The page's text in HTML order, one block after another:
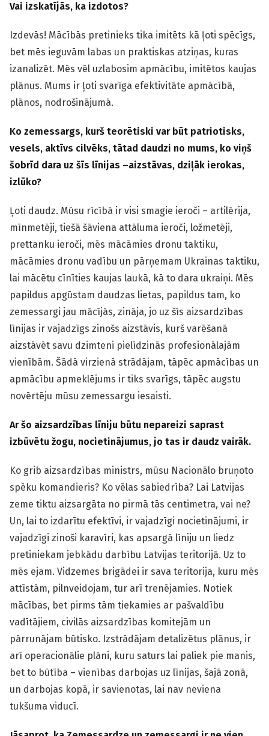
Vai izskatījās, ka izdotos?
Izdevās! Mācībās pretinieks tika imitēts kā ļoti spēcīgs,
bet mēs ieguvām labas un praktiskas atziņas, kuras
izanalizēt. Mēs vēl uzlabosim apmācību, imitētos kaujas
plānus. Mums ir ļoti svarīga efektivitāte apmācībā,
plānos, nodrošinājumā.
Ko zemessargs, kurš teorētiski var būt patriotisks,
vesels, aktīvs cilvēks, tātad daudzi no mums, ko viņš
šobrīd dara uz šīs līnijas –aizstāvas, dziļāk ierokas,
izlūko?
Ļoti daudz. Mūsu rīcībā ir visi smagie ieroči – artilērija,
mīnmetēji, tiešā šāviena attāluma ieroči, ložmetēji,
prettanku ieroči, mēs mācāmies dronu taktiku,
mācāmies dronu vadību un pārņemam Ukrainas taktiku,
lai mācētu cīnīties kaujas laukā, kā to dara ukraiņi. Mēs
papildus apgūstam daudzas lietas, papildus tam, ko
zemessargi jau mācījās, zināja, jo uz šīs aizsardzības
līnijas ir vajadzīgs zinošs aizstāvis, kurš varēšanā
aizstāvēt savu dzimteni pielīdzinās profesionālajām
vienībām. Šādā virzienā strādājam, tāpēc apmācības un
apmācību apmeklējums ir tiks svarīgs, tāpēc augstu
novērtēju mūsu zemessargu iesaisti.
Ar šo aizsardzības līniju būtu nepareizi saprast
izbūvētu žogu, nocietinājumus, jo tas ir daudz vairāk.
Ko grib aizsardzības ministrs, mūsu Nacionālo bruņoto
spēku komandieris? Ko vēlas sabiedrība? Lai Latvijas
zeme tiktu aizsargāta no pirmā tās centimetra, vai ne?
Un, lai to izdarītu efektīvi, ir vajadzīgi nocietinājumi, ir
vajadzīgi zinoši karavīri, kas apsargā līniju un liedz
pretiniekam jebkādu darbību Latvijas teritorijā. Uz to
mēs ejam. Vidzemes brigādei ir sava teritorija, kuru mēs
attīstām, pilnveidojam, tur arī trenējamies. Notiek
mācības, bet pirms tām tiekamies ar pašvaldību
vadītājiem, civilās aizsardzības komitejām un
pārrunājam būtisko. Izstrādājam detalizētus plānus, ir
arī operacionālie plāni, kuru saturs lai paliek pie manis,
bet to būtība – vienības darbojas uz līnijas, šajā zonā,
un darbojas kopā, ir savienotas, lai nav neviena
tukšuma viducī.